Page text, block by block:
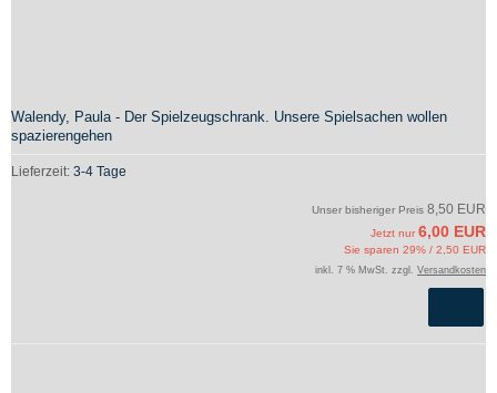
Walendy, Paula - Der Spielzeugschrank. Unsere Spielsachen wollen
spazierengehen
Lieferzeit: 3-4 Tage
Unser bisheriger Preis 8,50 EUR
Jetzt nur 6,00 EUR
Sie sparen 29% / 2,50 EUR
inkl. 7 % MwSt. zzgl. Versandkosten